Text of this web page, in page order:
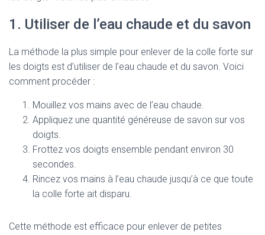
1. Utiliser de l’eau chaude et du savon
La méthode la plus simple pour enlever de la colle forte sur
les doigts est d’utiliser de l’eau chaude et du savon. Voici
comment procéder :
Mouillez vos mains avec de l’eau chaude.
Appliquez une quantité généreuse de savon sur vos
doigts.
Frottez vos doigts ensemble pendant environ 30
secondes.
Rincez vos mains à l’eau chaude jusqu’à ce que toute
la colle forte ait disparu.
Cette méthode est efficace pour enlever de petites